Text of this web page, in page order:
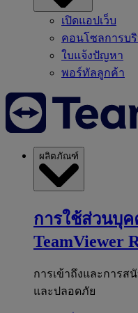
เปิดแอปเว็บ
คอนโซลการบ
ใบแจ้งปัญหา
พอร์ทัลลูกค้า
ผลิตภัณฑ์
การใช้ส่วนบุ
TeamViewer
การเข้าถึงและการส
และปลอดภัย